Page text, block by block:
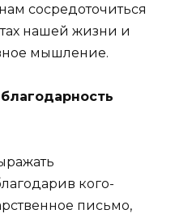
сосредоточиться
нашей жизни и
мышление.
кого-
письмо,